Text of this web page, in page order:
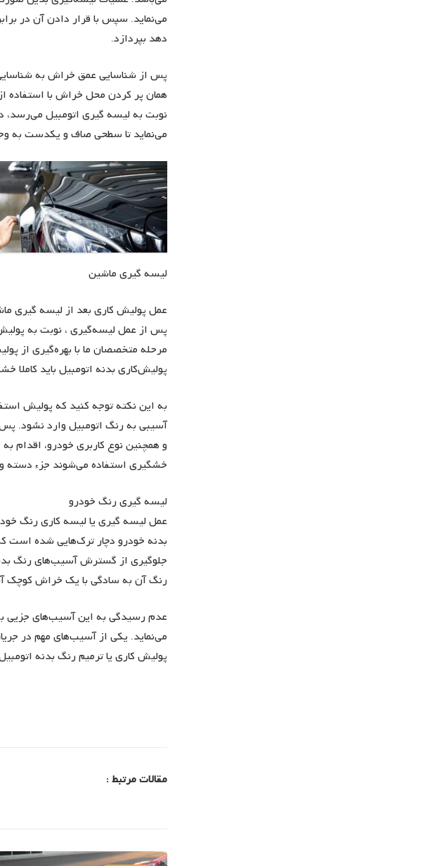
می‌نماید. سپس با قرار دادن آن در
دهد بپردازد.
پس از شناسایی عمق خراش به
همان پر کردن محل خراش با
نوبت به لیسه گیری اتومبیل می‌رسد،
می‌نماید تا سطحی صاف و یکدست به
لیسه گیری ماشین
عمل پولیش کاری بعد از لیسه گیری
پس از عمل لیسه‌گیری ، نوبت به
مرحله متخصصان ما با بهره‌گیری از
پولیش‌کاری بدنه اتومبیل باید
به این نکته توجه کنید که پولیش
آسیبی به رنگ اتومبیل وارد نشود.
و همچنین نوع کاربری خودرو، اقدام
خشگیری استفاده می‌شوند جزء دسته
لیسه گیری رنگ خودرو
عمل لیسه گیری یا لیسه کاری رنگ
بدنه خودرو دچار ترک‌هایی شده
جلوگیری از گسترش آسیب‌های رنگ
رنگ آن به سادگی با یک خراش کوچک
عدم رسیدگی به این آسیب‌های جزیی
می‌نماید. یکی از آسیب‌های مهم در
پولیش کاری یا ترمیم رنگ بدنه
مقالات مرتبط :